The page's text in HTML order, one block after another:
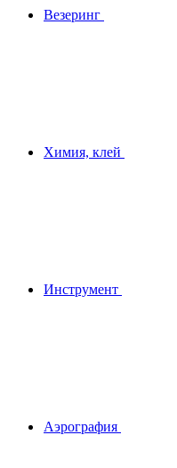
Везеринг
Химия, клей
Инструмент
Аэрография